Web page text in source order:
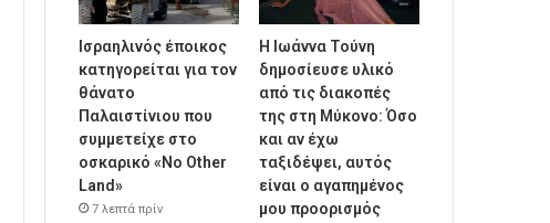
Ισραηλινός έποικος
κατηγορείται για τον
θάνατο
Παλαιστίνιου που
συμμετείχε στο
οσκαρικό «No Other
Land»
7 λεπτά πρίν
Η Ιωάννα Τούνη
δημοσίευσε υλικό
από τις διακοπές
της στη Μύκονο: Όσο
και αν έχω
ταξιδέψει, αυτός
είναι ο αγαπημένος
μου προορισμός